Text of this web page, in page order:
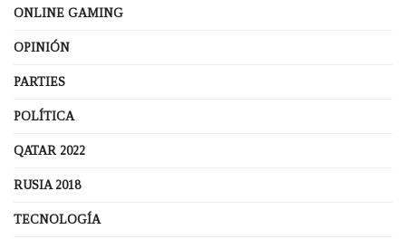
ONLINE GAMING
OPINIÓN
PARTIES
POLÍTICA
QATAR 2022
RUSIA 2018
TECNOLOGÍA